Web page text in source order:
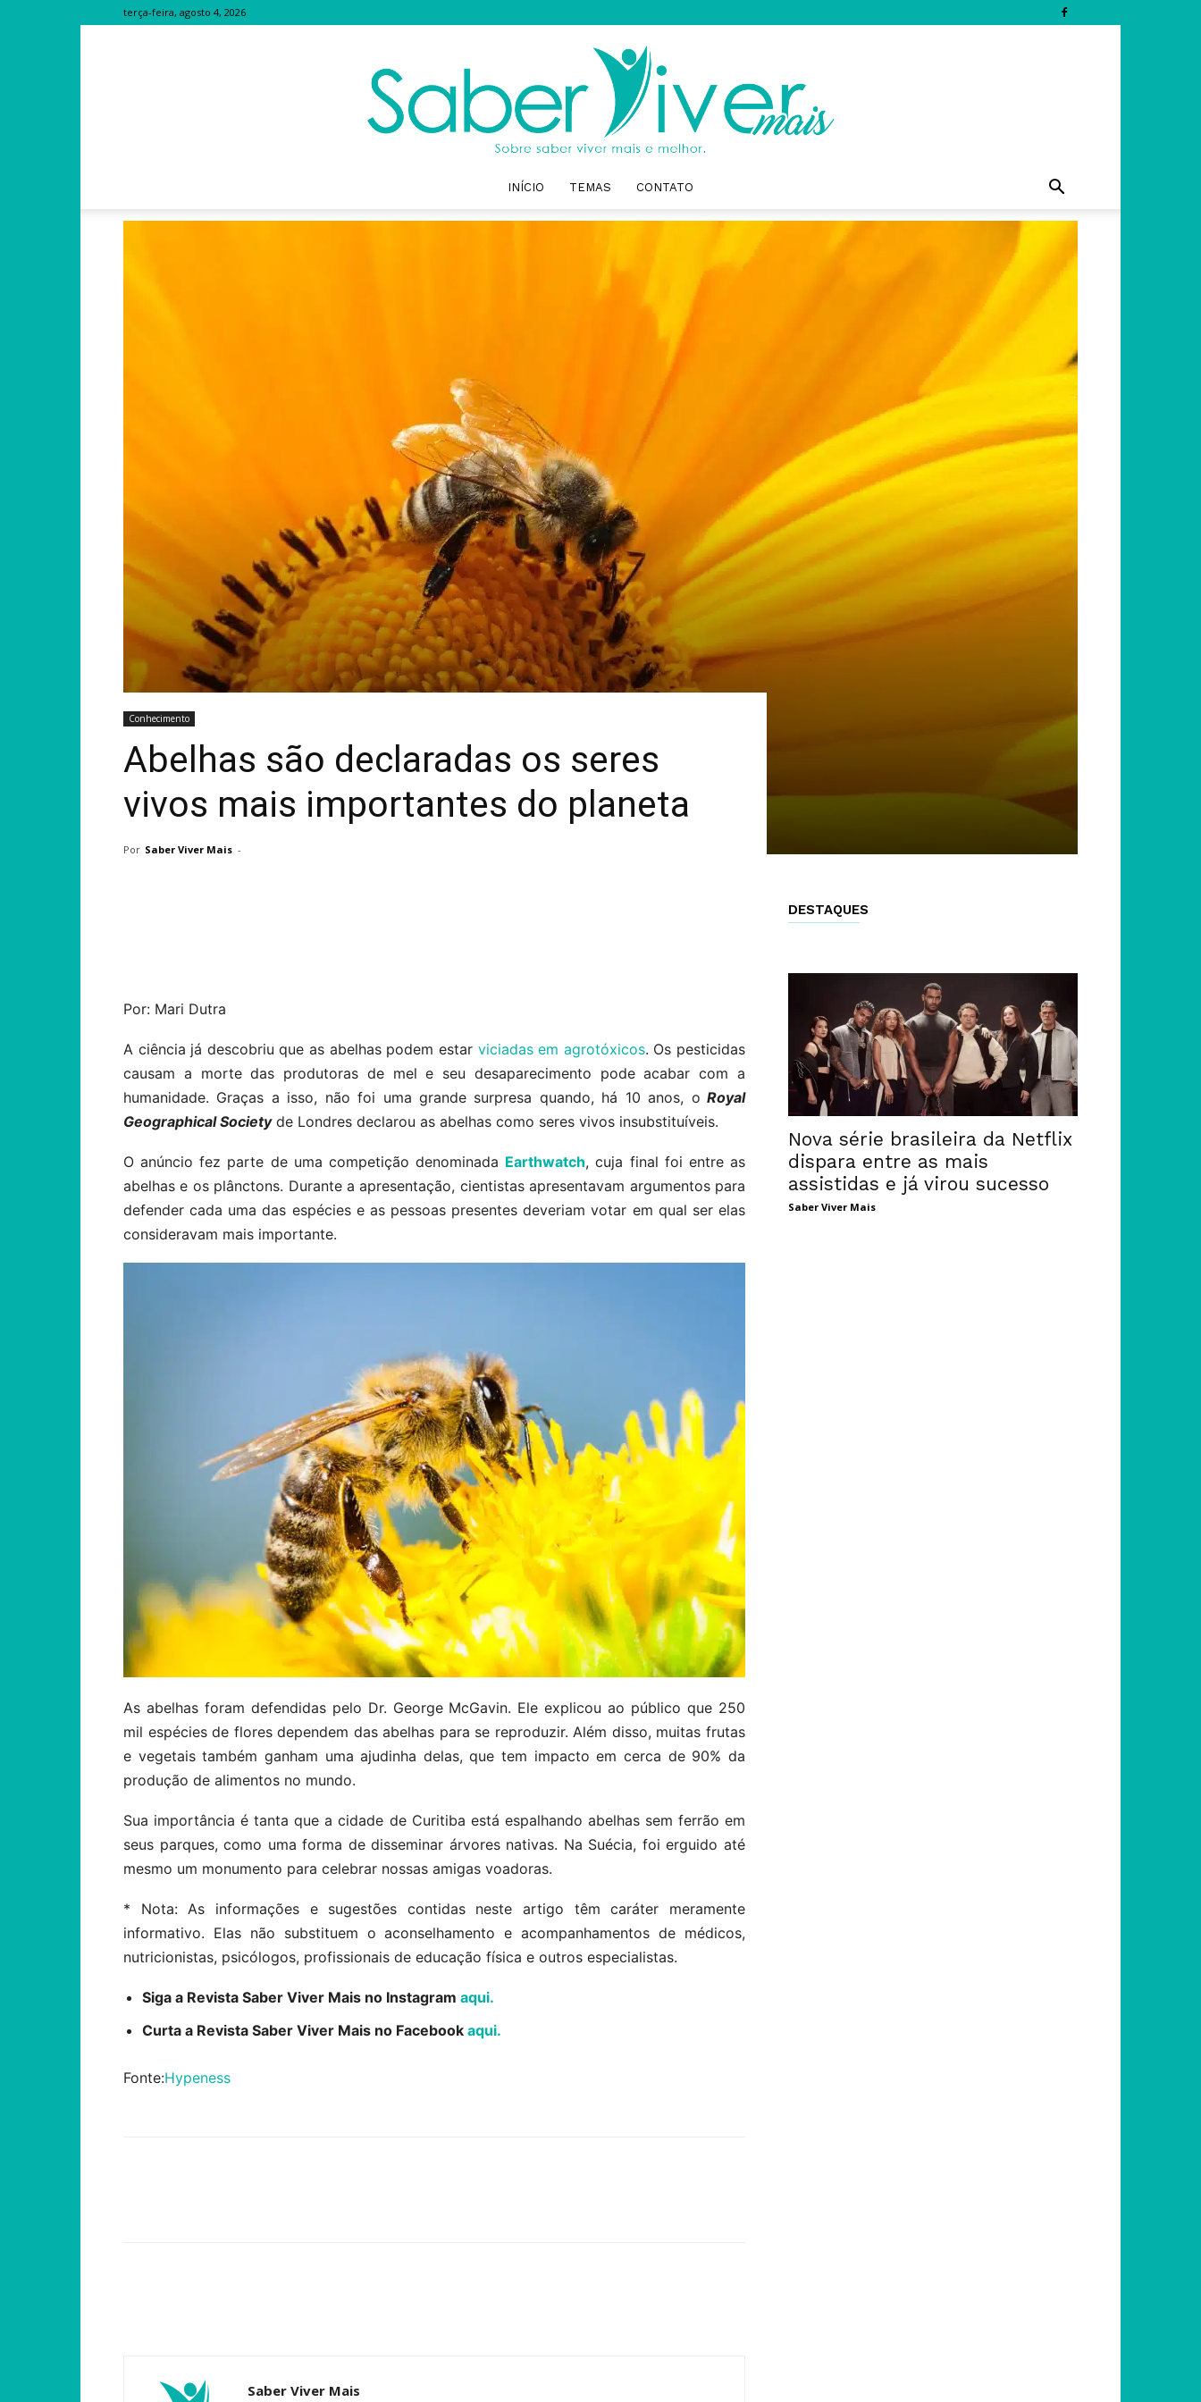
terça-feira, agosto 4, 2026
Saber
INÍCIO TEMAS CONTATO
Conhecimento
Abelhas são declaradas os seres
vivos mais importantes do planeta
Por Saber Viver Mais -
Por: Mari Dutra
A ciência já descobriu que as abelhas podem estar viciadas em agrotóxicos. Os pesticidas
causam a morte das produtoras de mel e seu desaparecimento pode acabar com a
humanidade. Graças a isso, não foi uma grande surpresa quando, há 10 anos, o Royal
Geographical Societyde Londres declarou as abelhas como seres vivos insubstituíveis.
O anúncio fez parte de uma competição denominada Earthwatch, cuja final foi entre as
abelhas e os plânctons. Durante a apresentação, cientistas apresentavam argumentos para
defender cada uma das espécies e as pessoas presentes deveriam votar em qual ser elas
consideravam mais importante.
As abelhas foram defendidas pelo Dr. George McGavin. Ele explicou ao público que 250
mil espécies de flores dependem das abelhas para se reproduzir. Além disso, muitas frutas
e vegetais também ganham uma ajudinha delas, que tem impacto em cerca de 90% da
produção de alimentos no mundo.
Sua importância é tanta que a cidade de Curitiba está espalhando abelhas sem ferrão em
seus parques, como uma forma de disseminar árvores nativas. Na Suécia, foi erguido até
mesmo um monumento para celebrar nossas amigas voadoras.
* Nota: As informações e sugestões contidas neste artigo têm caráter meramente
informativo. Elas não substituem o aconselhamento e acompanhamentos de médicos,
nutricionistas, psicólogos, profissionais de educação física e outros especialistas.
Siga a Revista Saber Viver Mais no Instagram aqui.
Curta a Revista Saber Viver Mais no Facebook aqui.
Fonte:Hypeness
Saber Viver Mais
DESTAQUES
Nova série brasileira da Netflix
dispara entre as mais
assistidas e já virou sucesso
Saber Viver Mais